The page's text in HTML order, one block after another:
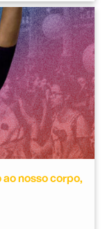
nosso corpo,